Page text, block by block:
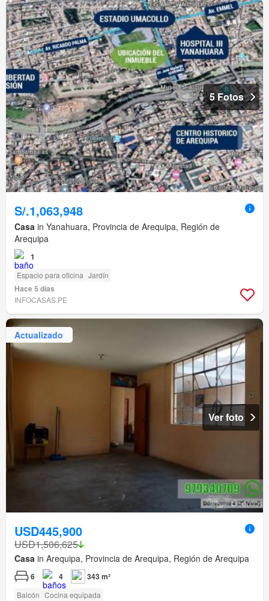
5 Fotos
S/.1,063,948
Casa in Yanahuara, Provincia de Arequipa, Región de
Arequipa
1
Espacio para oficina Jardín
Hace 5 días
INFOCASAS.PE
Actualizado
Ver foto
USD445,900
USD1,506,625
Casa in Arequipa, Provincia de Arequipa, Región de Arequipa
6 4 343 m²
Balcón Cocina equipada